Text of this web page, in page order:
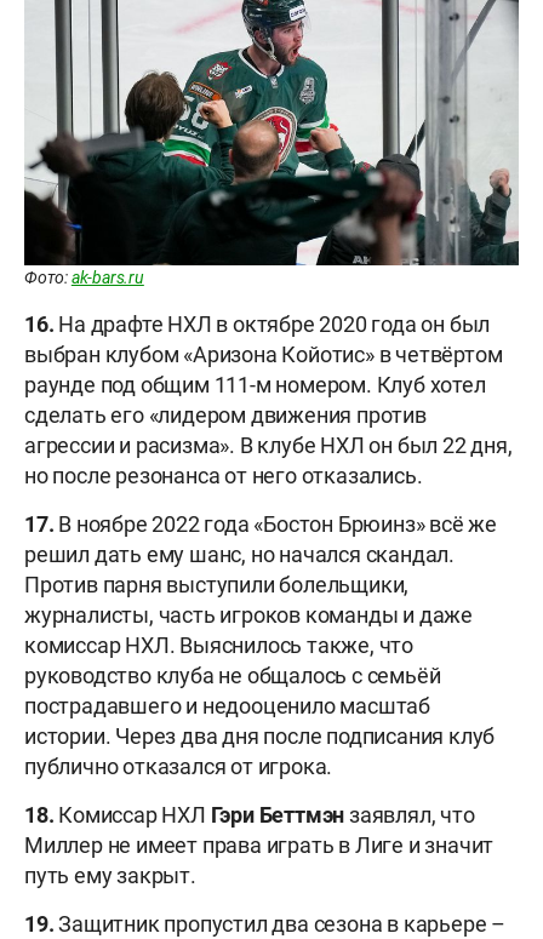
Фото:ak-bars.ru
16. На драфте НХЛ в октябре 2020 года он был
выбран клубом «Аризона Койотис» в четвёртом
раунде под общим 111-м номером. Клуб хотел
сделать его «лидером движения против
агрессии и расизма». В клубе НХЛ он был 22 дня,
но после резонанса от него отказались.
17. В ноябре 2022 года «Бостон Брюинз» всё же
решил дать ему шанс, но начался скандал.
Против парня выступили болельщики,
журналисты, часть игроков команды и даже
комиссар НХЛ. Выяснилось также, что
руководство клуба не общалось с семьёй
пострадавшего и недооценило масштаб
истории. Через два дня после подписания клуб
публично отказался от игрока.
18. Комиссар НХЛ Гэри Беттмэнзаявлял, что
Миллер не имеет права играть в Лиге и значит
путь ему закрыт.
19.Защитник пропустил два сезона в карьере –